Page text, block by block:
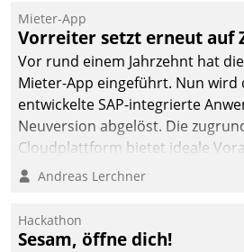
Die monatlichen
Mitteilungen zum
Heizungs- und
Wasserverbrauch gehen
automatisiert, vollständig
und auf Wunsch über
mehrere zuvor
Kommunikationswege bei
Mieter-App
Vorreiter setzt erneut auf
Vor rund einem Jahrzehnt hat die
Mieter-App eingeführt. Nun wird
entwickelte SAP-integrierte
Neuversion abgelöst. Die
Cloudplattform bietet ideale
die Funktionalität der App zu
integrieren.
Andreas Lerchner
Hackathon
Sesam, öffne dich!